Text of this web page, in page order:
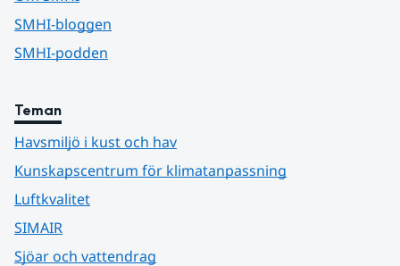
SMHI-bloggen
SMHI-podden
Teman
Havsmiljö i kust och hav
Kunskapscentrum för klimatanpassning
Luftkvalitet
SIMAIR
Sjöar och vattendrag